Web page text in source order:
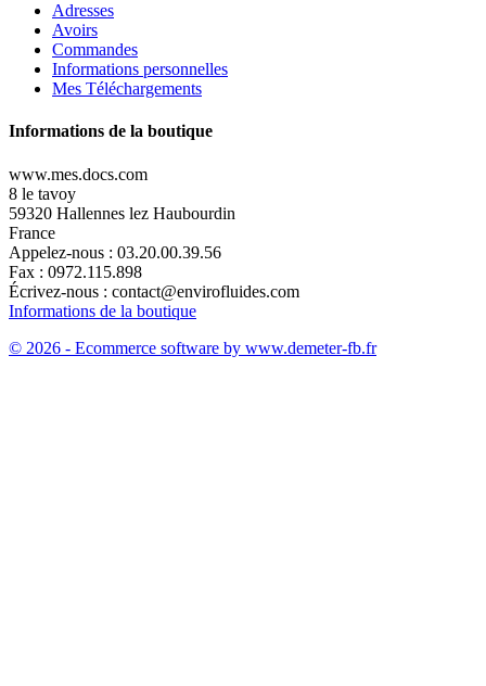
Adresses
Avoirs
Commandes
Informations personnelles
Mes Téléchargements
Informations de la boutique
www.mes.docs.com
8 le tavoy
59320 Hallennes lez Haubourdin
France
Appelez-nous : 03.20.00.39.56
Fax : 0972.115.898
Écrivez-nous : contact@envirofluides.com
Informations de la boutique
© 2026 - Ecommerce software by www.demeter-fb.fr